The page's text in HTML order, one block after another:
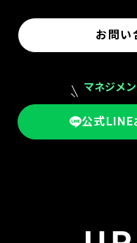
お問い
マネジメ
公式LINE